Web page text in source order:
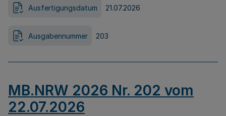
Ausfertigungsdatum 21.07.2026
Ausgabennummer 203
MB.NRW 2026 Nr. 202 vom
22.07.2026